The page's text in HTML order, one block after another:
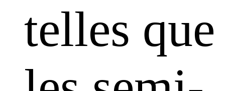
telles que